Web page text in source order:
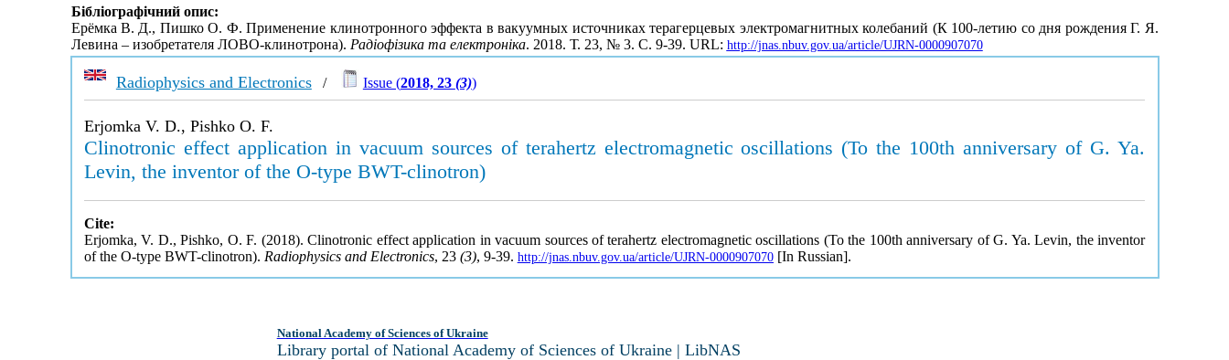
Бібліографічний опис:
Ерёмка В. Д., Пишко О. Ф. Применение клинотронного эффекта в вакуумных источниках терагерцевых электромагнитных колебаний (К 100-летию со дня рождения Г. Я.
Левина – изобретателя ЛОВО-клинотрона). Радіофізика та електроніка. 2018. Т. 23, № 3. С. 9-39. URL: http://jnas.nbuv.gov.ua/article/UJRN-0000907070
Radiophysics and Electronics/ Issue (2018, 23 (3))
Erjomka V. D., Pishko O. F.
Clinotronic effect application in vacuum sources of terahertz electromagnetic oscillations (To the 100th anniversary of G. Ya.
Levin, the inventor of the O-type BWT-clinotron)
Cite:
Erjomka, V. D., Pishko, O. F. (2018). Clinotronic effect application in vacuum sources of terahertz electromagnetic oscillations (To the 100th anniversary of G. Ya. Levin, the inventor
of the O-type BWT-clinotron). Radiophysics and Electronics, 23 (3), 9-39. http://jnas.nbuv.gov.ua/article/UJRN-0000907070[In Russian].
National Academy of Sciences of Ukraine
Library portal of National Academy of Sciences of Ukraine | LibNAS